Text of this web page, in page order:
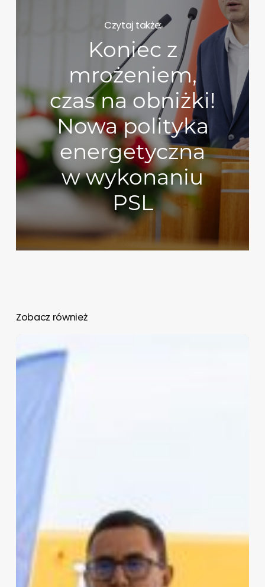
Czytaj także:
Koniec z
mrożeniem,
czas na obniżki!
Nowa polityka
energetyczna
w wykonaniu
PSL
Zobacz również